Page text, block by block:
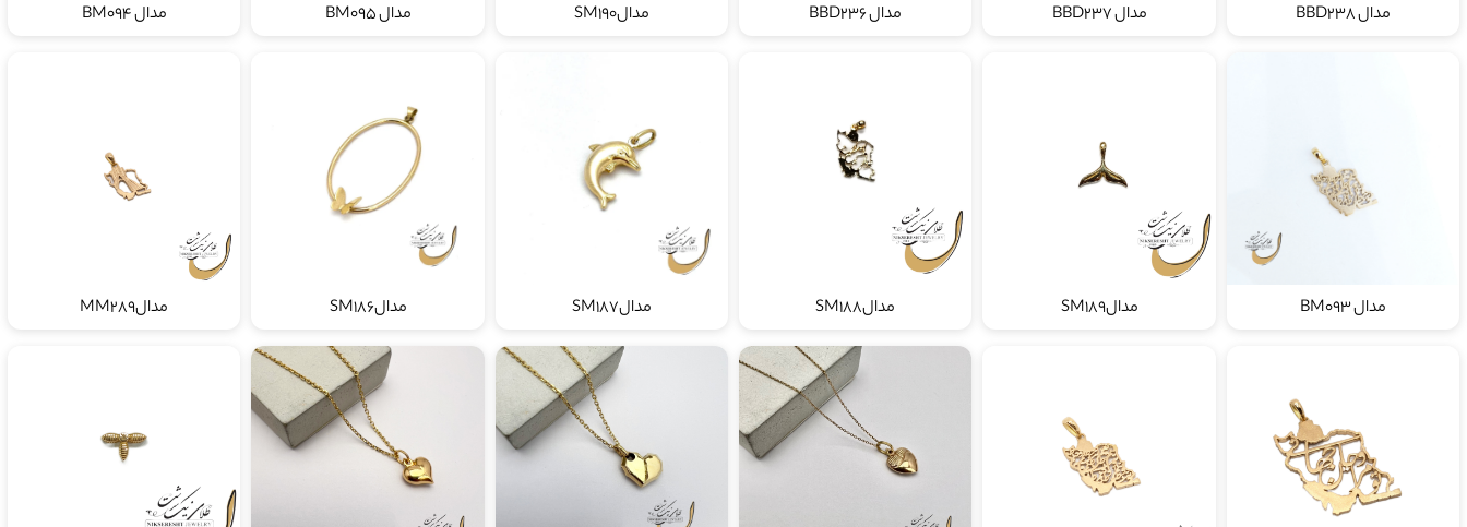
مدال BBD238 مدال BBD237 مدال BBD236 مدالSM190 مدال BM095 مدال BM094
مدال BM093 مدالSM189 مدالSM188 مدالSM187 مدالSM186 مدالMM289